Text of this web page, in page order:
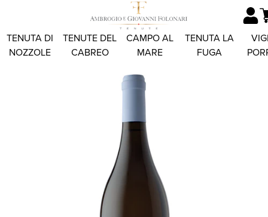
TENUTA DI
NOZZOLE
TENUTE DEL
CABREO
CAMPO AL
MARE
TENUTA LA
FUGA